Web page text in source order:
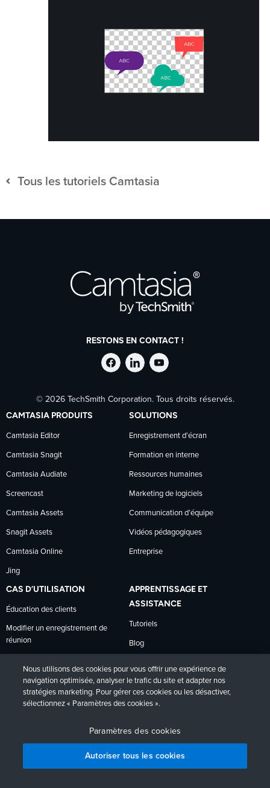
Comparer les abonnements Commencer l’essai gratuit
Tous les tutoriels Camtasia
RESTONS EN CONTACT !
Suivre
TechSmith
sur
Facebook
Suivre
TechSmith
sur
LinkedIn
Suivre
TechSmith
sur
YouTube
© 2026 TechSmith Corporation. Tous droits réservés.
CAMTASIA PRODUITS
Camtasia Editor
Camtasia Snagit
Camtasia Audiate
Screencast
Camtasia Assets
Snagit Assets
Camtasia Online
Jing
SOLUTIONS
Enregistrement d’écran
Formation en interne
Ressources humaines
Marketing de logiciels
Communication d’équipe
Vidéos pédagogiques
Entreprise
CAS D’UTILISATION
Éducation des clients
Modifier un enregistrement de
réunion
Capture de connaissances
Formation aux technologies
APPRENTISSAGE ET
ASSISTANCE
Tutoriels
Blog
Academy
Témoignages client
confidentialité
Clés logicielles
Nous utilisons des cookies pour vous offrir une expérience de
navigation optimisée, analyser le trafic du site et adapter nos
stratégies marketing. Pour gérer ces cookies ou les désactiver,
sélectionnez « Paramètres des cookies ».
Paramètres des cookies
Autoriser tous les cookies